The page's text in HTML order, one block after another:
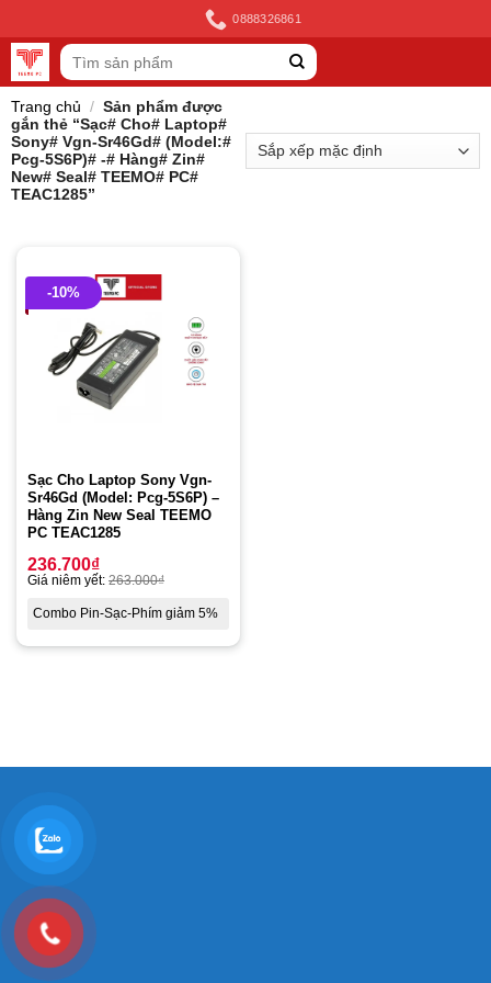
to
content
0888326861
Tìm
kiếm:
Trang chủ / Sản phẩm được
gắn thẻ “Sạc# Cho# Laptop#
Sony# Vgn-Sr46Gd# (Model:#
Pcg-5S6P)# -# Hàng# Zin#
New# Seal# TEEMO# PC#
TEAC1285”
-10%
Sạc Cho Laptop Sony Vgn-
Sr46Gd (Model: Pcg-5S6P) –
Hàng Zin New Seal TEEMO
PC TEAC1285
236.700₫
Giá niêm yết: 263.000₫
Combo Pin-Sạc-Phím giảm 5%